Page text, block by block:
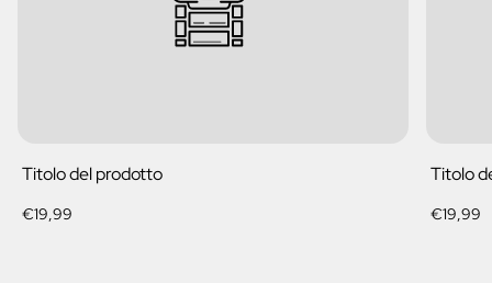
Titolo del prodotto
Prezzo
€19,99
Titolo
Prezzo
€19,99